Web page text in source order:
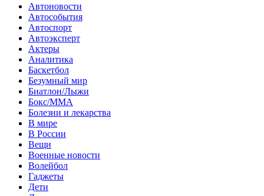
Автоновости
Автособытия
Автоспорт
Автоэксперт
Актеры
Аналитика
Баскетбол
Безумный мир
Биатлон/Лыжи
Бокс/MMA
Болезни и лекарства
В мире
В России
Вещи
Военные новости
Волейбол
Гаджеты
Дети